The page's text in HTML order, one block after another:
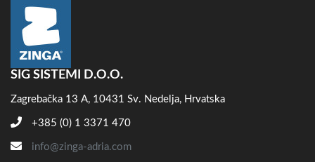
SIG SISTEMI D.O.O.
Zagrebačka 13 A, 10431 Sv. Nedelja, Hrvatska
+385 (0) 1 3371 470
info@zinga-adria.com